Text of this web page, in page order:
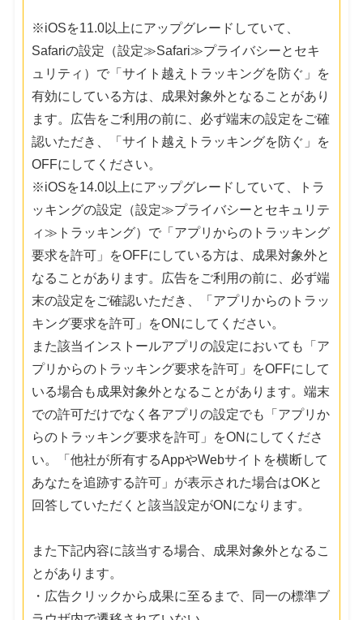
※iOSを11.0以上にアップグレードしていて、
Safariの設定（設定≫Safari≫プライバシーとセキ
ュリティ）で「サイト越えトラッキングを防ぐ」を
有効にしている方は、成果対象外となることがあり
ます。広告をご利用の前に、必ず端末の設定をご確
認いただき、「サイト越えトラッキングを防ぐ」を
OFFにしてください。
※iOSを14.0以上にアップグレードしていて、トラ
ッキングの設定（設定≫プライバシーとセキュリテ
ィ≫トラッキング）で「アプリからのトラッキング
要求を許可」をOFFにしている方は、成果対象外と
なることがあります。広告をご利用の前に、必ず端
末の設定をご確認いただき、「アプリからのトラッ
キング要求を許可」をONにしてください。
また該当インストールアプリの設定においても「ア
プリからのトラッキング要求を許可」をOFFにして
いる場合も成果対象外となることがあります。端末
での許可だけでなく各アプリの設定でも「アプリか
らのトラッキング要求を許可」をONにしてくださ
い。「他社が所有するAppやWebサイトを横断して
あなたを追跡する許可」が表示された場合はOKと
回答していただくと該当設定がONになります。
また下記内容に該当する場合、成果対象外となるこ
とがあります。
・広告クリックから成果に至るまで、同一の標準ブ